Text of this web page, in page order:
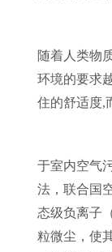
随着人类物
环境的要求
住的舒适度,
于室内空气
法，联合国
态级负离子
粒微尘，使